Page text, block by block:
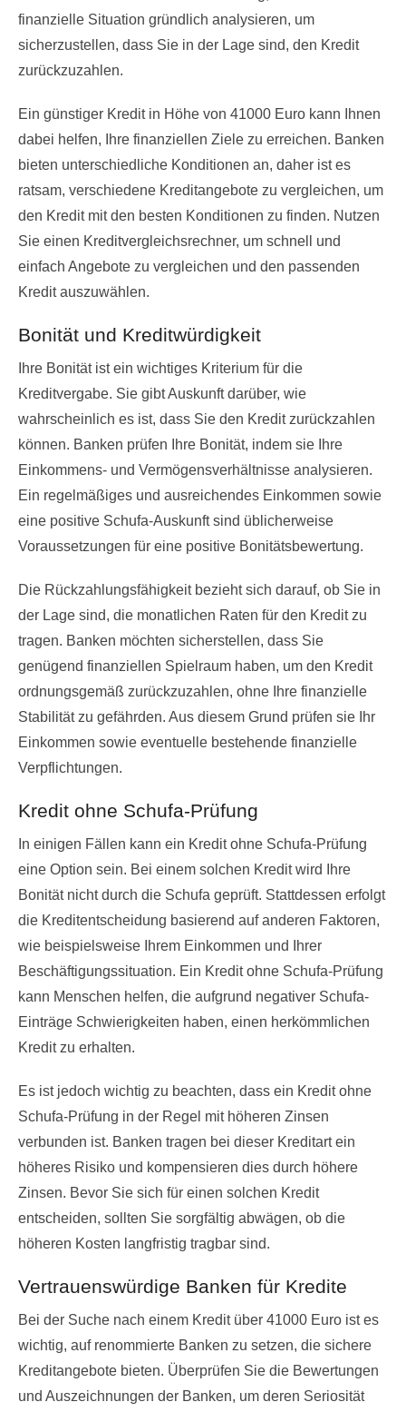
finanzielle Situation gründlich analysieren, um
sicherzustellen, dass Sie in der Lage sind, den Kredit
zurückzuzahlen.
Ein günstiger Kredit in Höhe von 41000 Euro kann Ihnen
dabei helfen, Ihre finanziellen Ziele zu erreichen. Banken
bieten unterschiedliche Konditionen an, daher ist es
ratsam, verschiedene Kreditangebote zu vergleichen, um
den Kredit mit den besten Konditionen zu finden. Nutzen
Sie einen Kreditvergleichsrechner, um schnell und
einfach Angebote zu vergleichen und den passenden
Kredit auszuwählen.
Bonität und Kreditwürdigkeit
Ihre Bonität ist ein wichtiges Kriterium für die
Kreditvergabe. Sie gibt Auskunft darüber, wie
wahrscheinlich es ist, dass Sie den Kredit zurückzahlen
können. Banken prüfen Ihre Bonität, indem sie Ihre
Einkommens- und Vermögensverhältnisse analysieren.
Ein regelmäßiges und ausreichendes Einkommen sowie
eine positive Schufa-Auskunft sind üblicherweise
Voraussetzungen für eine positive Bonitätsbewertung.
Die Rückzahlungsfähigkeit bezieht sich darauf, ob Sie in
der Lage sind, die monatlichen Raten für den Kredit zu
tragen. Banken möchten sicherstellen, dass Sie
genügend finanziellen Spielraum haben, um den Kredit
ordnungsgemäß zurückzuzahlen, ohne Ihre finanzielle
Stabilität zu gefährden. Aus diesem Grund prüfen sie Ihr
Einkommen sowie eventuelle bestehende finanzielle
Verpflichtungen.
Kredit ohne Schufa-Prüfung
In einigen Fällen kann ein Kredit ohne Schufa-Prüfung
eine Option sein. Bei einem solchen Kredit wird Ihre
Bonität nicht durch die Schufa geprüft. Stattdessen erfolgt
die Kreditentscheidung basierend auf anderen Faktoren,
wie beispielsweise Ihrem Einkommen und Ihrer
Beschäftigungssituation. Ein Kredit ohne Schufa-Prüfung
kann Menschen helfen, die aufgrund negativer Schufa-
Einträge Schwierigkeiten haben, einen herkömmlichen
Kredit zu erhalten.
Es ist jedoch wichtig zu beachten, dass ein Kredit ohne
Schufa-Prüfung in der Regel mit höheren Zinsen
verbunden ist. Banken tragen bei dieser Kreditart ein
höheres Risiko und kompensieren dies durch höhere
Zinsen. Bevor Sie sich für einen solchen Kredit
entscheiden, sollten Sie sorgfältig abwägen, ob die
höheren Kosten langfristig tragbar sind.
Vertrauenswürdige Banken für Kredite
Bei der Suche nach einem Kredit über 41000 Euro ist es
wichtig, auf renommierte Banken zu setzen, die sichere
Kreditangebote bieten. Überprüfen Sie die Bewertungen
und Auszeichnungen der Banken, um deren Seriosität